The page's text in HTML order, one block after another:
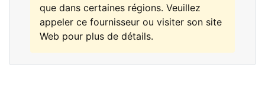
que dans certaines régions. Veuillez
appeler ce fournisseur ou visiter son site
Web pour plus de détails.